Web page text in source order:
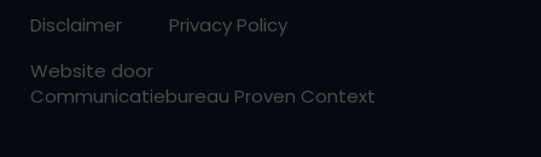
Disclaimer
Privacy Policy
Website door
Communicatiebureau Proven Context